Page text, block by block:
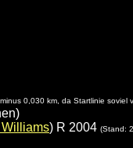
minus 0,030 km, da Startlinie soviel
Williams) R 2004 (Stand: